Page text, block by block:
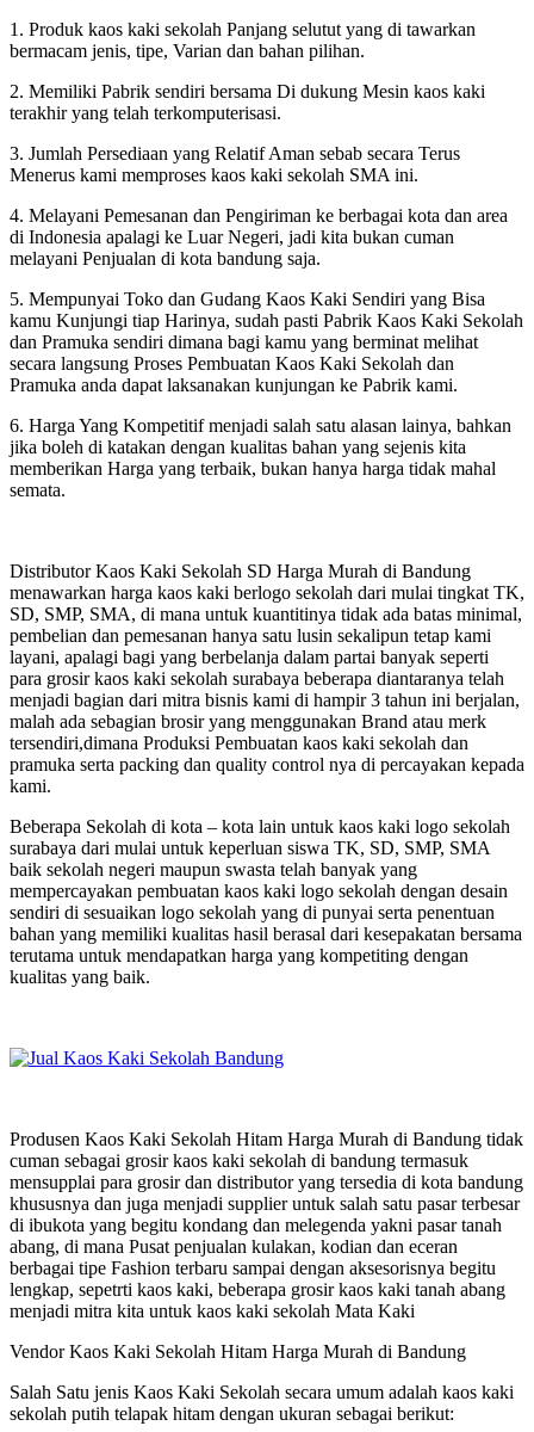
1. Produk kaos kaki sekolah Panjang selutut yang di tawarkan
bermacam jenis, tipe, Varian dan bahan pilihan.
2. Memiliki Pabrik sendiri bersama Di dukung Mesin kaos kaki
terakhir yang telah terkomputerisasi.
3. Jumlah Persediaan yang Relatif Aman sebab secara Terus
Menerus kami memproses kaos kaki sekolah SMA ini.
4. Melayani Pemesanan dan Pengiriman ke berbagai kota dan area
di Indonesia apalagi ke Luar Negeri, jadi kita bukan cuman
melayani Penjualan di kota bandung saja.
5. Mempunyai Toko dan Gudang Kaos Kaki Sendiri yang Bisa
kamu Kunjungi tiap Harinya, sudah pasti Pabrik Kaos Kaki Sekolah
dan Pramuka sendiri dimana bagi kamu yang berminat melihat
secara langsung Proses Pembuatan Kaos Kaki Sekolah dan
Pramuka anda dapat laksanakan kunjungan ke Pabrik kami.
6. Harga Yang Kompetitif menjadi salah satu alasan lainya, bahkan
jika boleh di katakan dengan kualitas bahan yang sejenis kita
memberikan Harga yang terbaik, bukan hanya harga tidak mahal
semata.
Distributor Kaos Kaki Sekolah SD Harga Murah di Bandung
menawarkan harga kaos kaki berlogo sekolah dari mulai tingkat TK,
SD, SMP, SMA, di mana untuk kuantitinya tidak ada batas minimal,
pembelian dan pemesanan hanya satu lusin sekalipun tetap kami
layani, apalagi bagi yang berbelanja dalam partai banyak seperti
para grosir kaos kaki sekolah surabaya beberapa diantaranya telah
menjadi bagian dari mitra bisnis kami di hampir 3 tahun ini berjalan,
malah ada sebagian brosir yang menggunakan Brand atau merk
tersendiri,dimana Produksi Pembuatan kaos kaki sekolah dan
pramuka serta packing dan quality control nya di percayakan kepada
kami.
Beberapa Sekolah di kota – kota lain untuk kaos kaki logo sekolah
surabaya dari mulai untuk keperluan siswa TK, SD, SMP, SMA
baik sekolah negeri maupun swasta telah banyak yang
mempercayakan pembuatan kaos kaki logo sekolah dengan desain
sendiri di sesuaikan logo sekolah yang di punyai serta penentuan
bahan yang memiliki kualitas hasil berasal dari kesepakatan bersama
terutama untuk mendapatkan harga yang kompetiting dengan
kualitas yang baik.
Produsen Kaos Kaki Sekolah Hitam Harga Murah di Bandung tidak
cuman sebagai grosir kaos kaki sekolah di bandung termasuk
mensupplai para grosir dan distributor yang tersedia di kota bandung
khususnya dan juga menjadi supplier untuk salah satu pasar terbesar
di ibukota yang begitu kondang dan melegenda yakni pasar tanah
abang, di mana Pusat penjualan kulakan, kodian dan eceran
berbagai tipe Fashion terbaru sampai dengan aksesorisnya begitu
lengkap, sepetrti kaos kaki, beberapa grosir kaos kaki tanah abang
menjadi mitra kita untuk kaos kaki sekolah Mata Kaki
Vendor Kaos Kaki Sekolah Hitam Harga Murah di Bandung
Salah Satu jenis Kaos Kaki Sekolah secara umum adalah kaos kaki
sekolah putih telapak hitam dengan ukuran sebagai berikut: